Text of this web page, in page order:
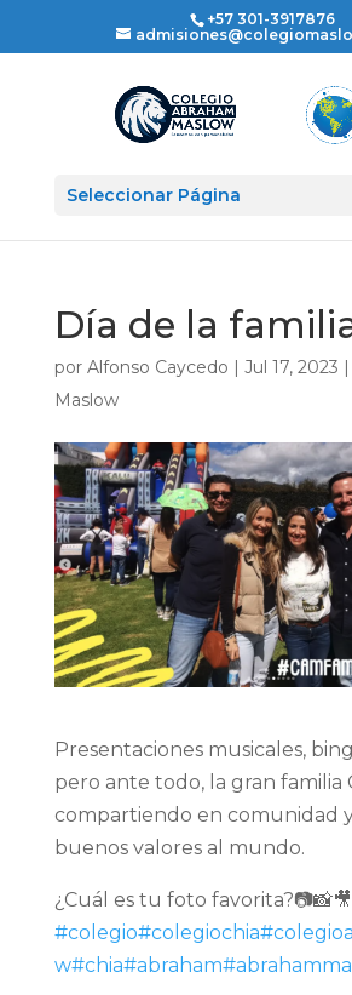
+57 301-3917876
Seleccionar Página
Día de la
por Alfonso Caycedo | Jul 17, 2023 |
Maslow
Presentaciones musicales,
pero ante todo, la gran familia
compartiendo en comunidad
buenos valores al mundo.
¿Cuál es tu foto
#colegio#colegiochia
w#chia#abraham